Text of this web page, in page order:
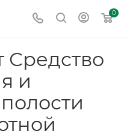
0
Средство
и